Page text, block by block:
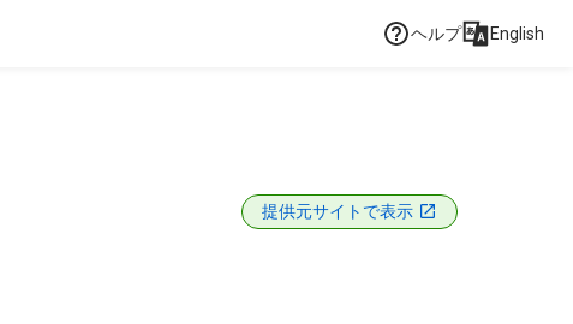
ヘルプ English
提供元サイトで表示